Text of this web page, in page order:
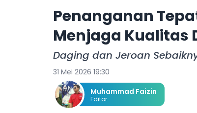
Penanganan
Menjaga Kualitas
Daging dan Jeroan
31 Mei 2026 19:30
Muhammad Faizin
Editor